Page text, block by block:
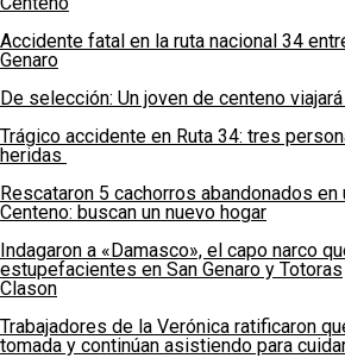
Accidente fatal en la ruta nacional 34
Genaro
De selección: Un joven de centeno
Trágico accidente en Ruta 34: tres
heridas
Rescataron 5 cachorros abandonados en
Centeno: buscan un nuevo hogar
Indagaron a «Damasco», el capo narco
estupefacientes en San Genaro y Totoras
Clason
Trabajadores de la Verónica ratificaron
tomada y continúan asistiendo para